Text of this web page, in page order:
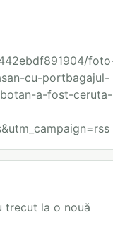
cu-portbagajul-
a-fost-ceruta-
trecut la o nouă